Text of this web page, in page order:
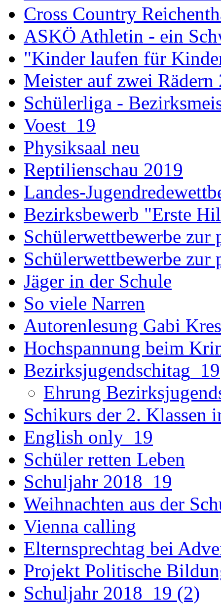
Cross Country
ASKÖ Athletin - ein
"Kinder laufen für
Meister auf zwei Rädern
Schülerliga -
Voest_19
Physiksaal neu
Reptilienschau 2019
Landes-
Bezirksbewerb "Erste
Schülerwettbewerbe
Schülerwettbewerbe
Jäger in der Schule
So viele Narren
Autorenlesung Gabi
Hochspannung beim
Bezirksjugendschitag_19
Ehrung
Schikurs der 2. Klassen
English only_19
Schüler retten Leben
Schuljahr 2018_19
Weihnachten aus der
Vienna calling
Elternsprechtag bei
Projekt Politische
Schuljahr 2018_19 (2)